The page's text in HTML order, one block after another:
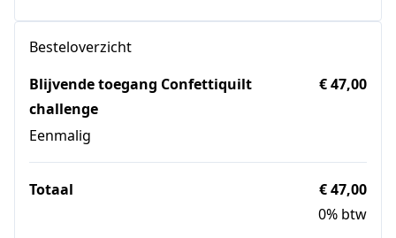
Besteloverzicht
Blijvende toegang Confettiquilt
challenge
Eenmalig
€ 47,00
Totaal
€ 47,00
0% btw